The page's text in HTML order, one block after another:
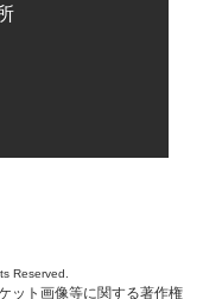
Reserved.
ット画像等に関する著作権